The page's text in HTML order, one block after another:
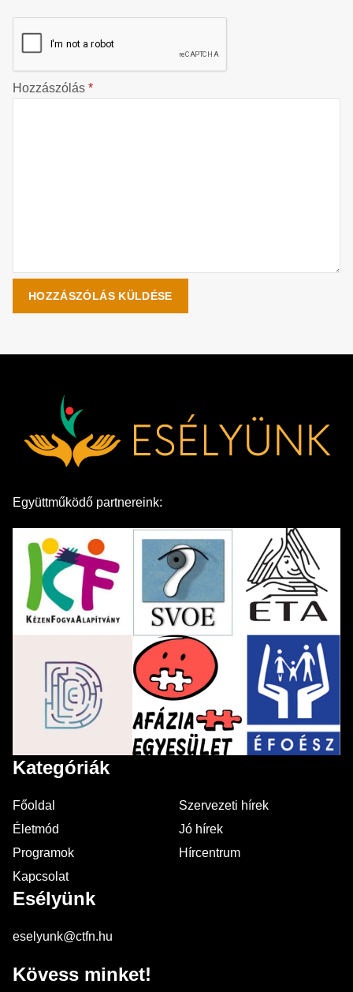
Hozzászólás *
Együttműködő partnereink:
Kategóriák
Főoldal
Szervezeti hírek
Életmód
Jó hírek
Programok
Hírcentrum
Kapcsolat
Esélyünk
eselyunk@ctfn.hu
Kövess minket!